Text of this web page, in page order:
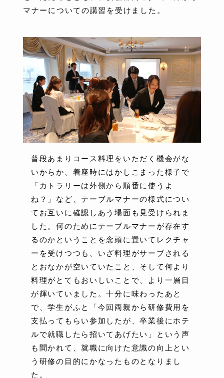
マナーについての講習を受けました。
普段あまりコース料理をいただく機会がな
いからか、着座時にはかしこまった様子で
「カトラリーは外側から順番に使うよ
ね？」など、テーブルマナーの様式につい
てお互いに確認しあう場面も見受けられま
した。何のためにテーブルマナーが存在す
るのかということを念頭に置いてレクチャ
ーを受けつつも、いざ料理がサーブされる
とおなかが空いていたこと、そして何より
料理がとてもおいしいことで、より一層目
が輝いていました。十分に味わったあと
で、学生がふと「今回両親から研修費用を
支払ってもらい参加したが、卒業後にホテ
ルで就職したら招いてあげたい」という声
も聞かれて、就職に向けた意識の向上とい
う研修の目的にかなったものとなりまし
た。